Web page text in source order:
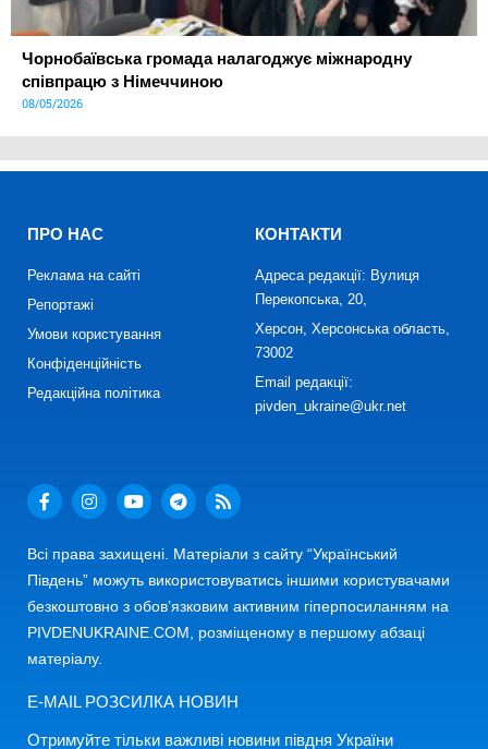
Чорнобаївська громада налагоджує міжнародну
співпрацю з Німеччиною
08/05/2026
ПРО НАС
Реклама на сайті
Репортажі
Умови користування
Конфіденційність
Редакційна політика
КОНТАКТИ
Адреса редакції: Вулиця
Перекопська, 20,
Херсон, Херсонська область,
73002
Email редакції:
pivden_ukraine@ukr.net
Всі права захищені. Матеріали з сайту “Український
Південь” можуть використовуватись іншими користувачами
безкоштовно з обов’язковим активним гіперпосиланням на
PIVDENUKRAINE.COM, розміщеному в першому абзаці
матеріалу.
E-MAIL РОЗСИЛКА НОВИН
Отримуйте тільки важливі новини півдня України